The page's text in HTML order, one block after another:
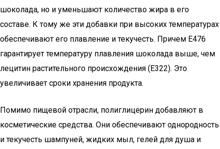
шоколада, но и уменьшают количество жира в его
составе. К тому же эти добавки при высоких температурах
обеспечивают его плавление и текучесть. Причем Е476
гарантирует температуру плавления шоколада выше, чем
лецитин растительного происхождения (Е322). Это
увеличивает сроки хранения продукта.
Помимо пищевой отрасли, полиглицерин добавляют в
косметические средства. Они обеспечивают однородность
и текучесть шампуней, жидких мыл, гелей для душа и